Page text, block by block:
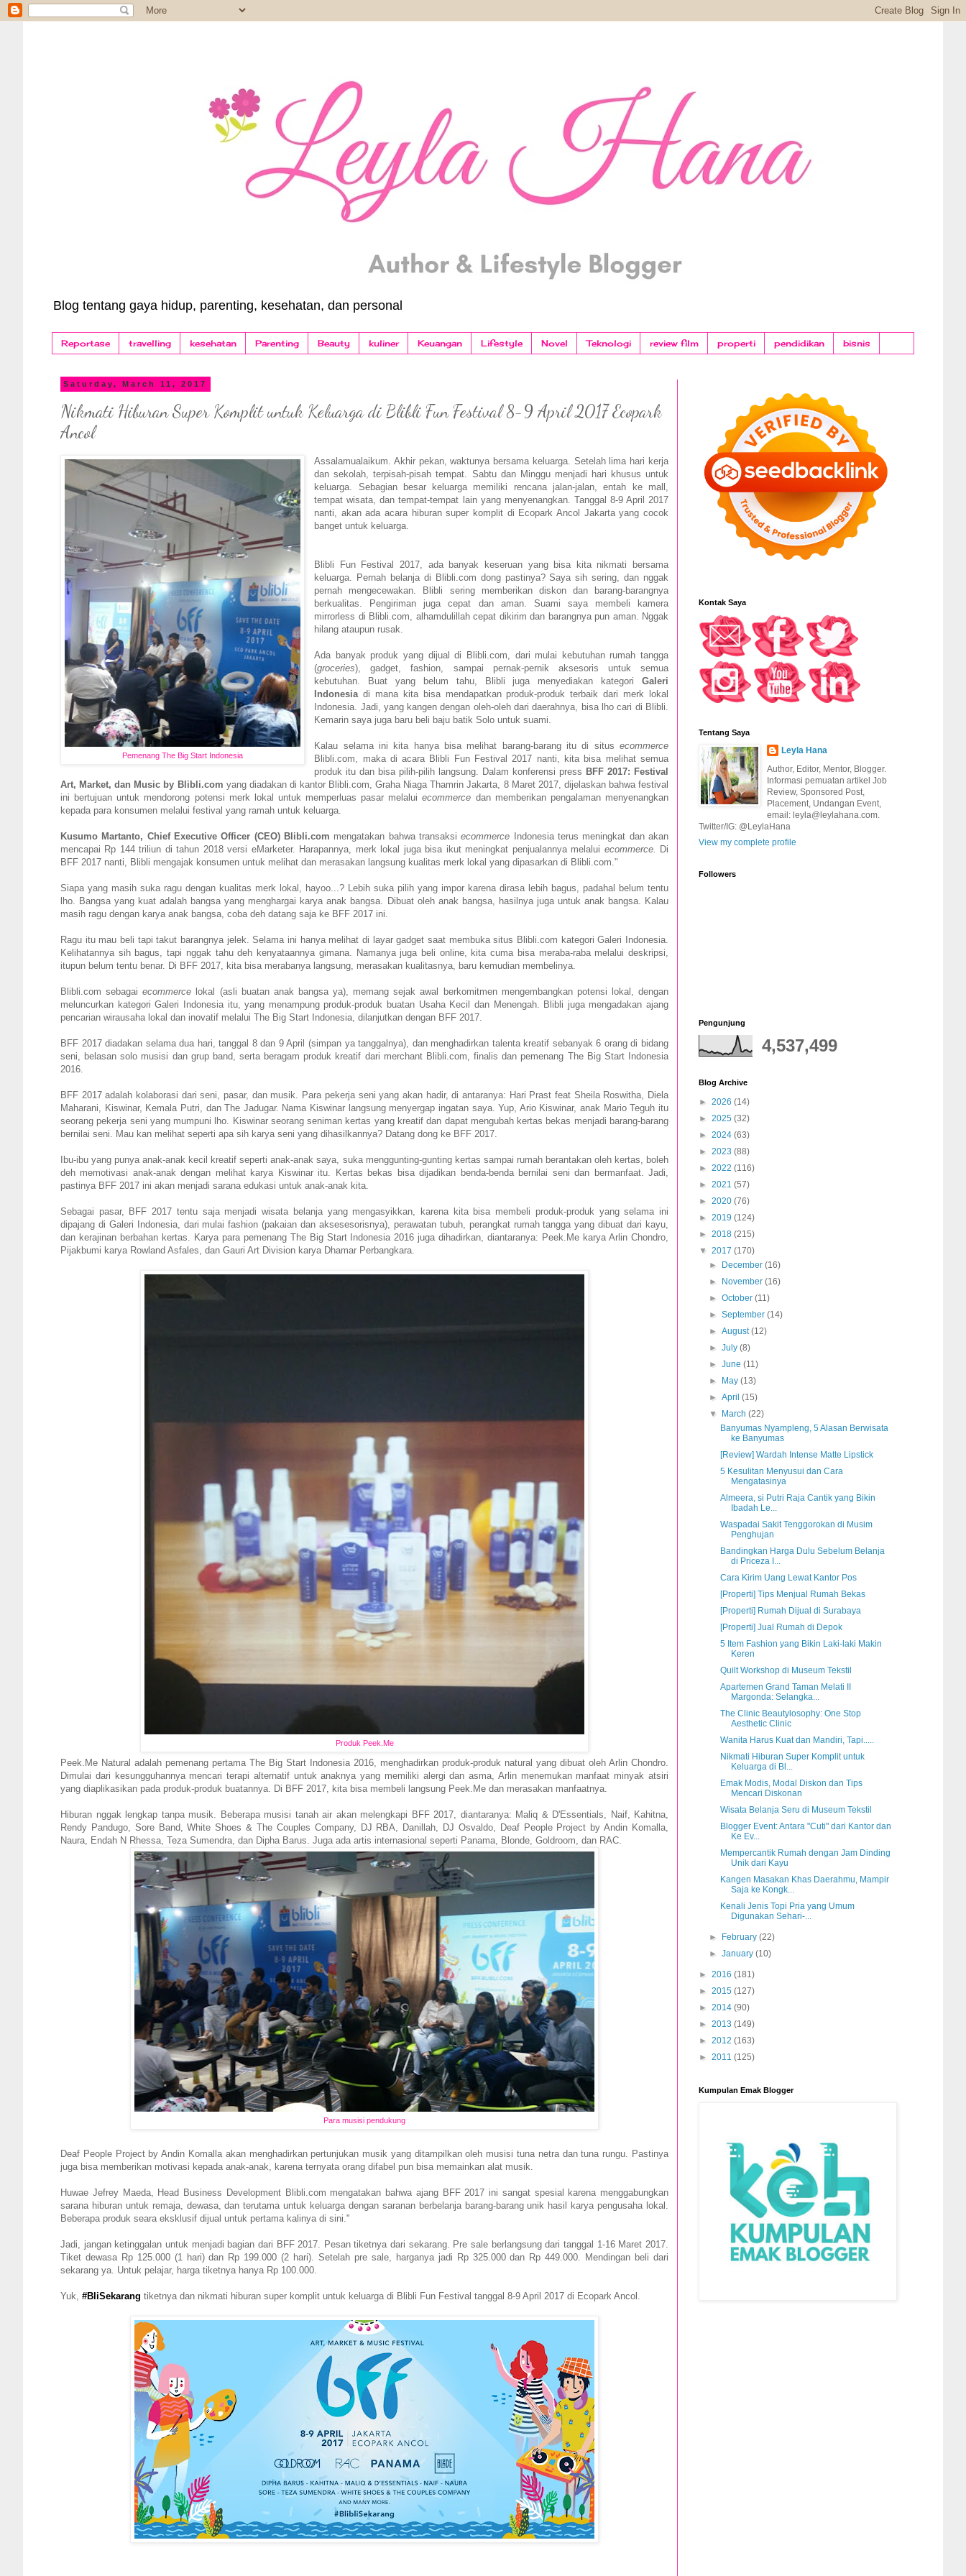
Blog tentang gaya hidup, parenting, kesehatan, dan personal
Reportase travelling kesehatan Parenting Beauty kuliner Keuangan Lifestyle Novel Teknologi review film properti pendidikan bisnis
Saturday, March 11, 2017
Nikmati Hiburan Super Komplit untuk Keluarga di Blibli Fun Festival 8-9 April 2017 Ecopark
Ancol
Pemenang The Big Start Indonesia
Assalamualaikum. Akhir pekan, waktunya bersama keluarga. Setelah lima hari kerja
dan sekolah, terpisah-pisah tempat. Sabtu dan Minggu menjadi hari khusus untuk
keluarga. Sebagian besar keluarga memiliki rencana jalan-jalan, entah ke mall,
tempat wisata, dan tempat-tempat lain yang menyenangkan. Tanggal 8-9 April 2017
nanti, akan ada acara hiburan super komplit di Ecopark Ancol Jakarta yang cocok
banget untuk keluarga.
Blibli Fun Festival 2017, ada banyak keseruan yang bisa kita nikmati bersama
keluarga. Pernah belanja di Blibli.com dong pastinya? Saya sih sering, dan nggak
pernah mengecewakan. Blibli sering memberikan diskon dan barang-barangnya
berkualitas. Pengiriman juga cepat dan aman. Suami saya membeli kamera
mirrorless di Blibli.com, alhamdulillah cepat dikirim dan barangnya pun aman. Nggak
hilang ataupun rusak.
Ada banyak produk yang dijual di Blibli.com, dari mulai kebutuhan rumah tangga
(groceries), gadget, fashion, sampai pernak-pernik aksesoris untuk semua
kebutuhan. Buat yang belum tahu, Blibli juga menyediakan kategori Galeri
Indonesiadi mana kita bisa mendapatkan produk-produk terbaik dari merk lokal
Indonesia. Jadi, yang kangen dengan oleh-oleh dari daerahnya, bisa lho cari di Blibli.
Kemarin saya juga baru beli baju batik Solo untuk suami.
Kalau selama ini kita hanya bisa melihat barang-barang itu di situs ecommerce
Blibli.com, maka di acara Blibli Fun Festival 2017 nanti, kita bisa melihat semua
produk itu dan bisa pilih-pilih langsung. Dalam konferensi press BFF 2017: Festival
Art, Market, dan Music by Blibli.com yang diadakan di kantor Blibli.com, Graha Niaga Thamrin Jakarta, 8 Maret 2017, dijelaskan bahwa festival
ini bertujuan untuk mendorong potensi merk lokal untuk memperluas pasar melaluiecommerce dan memberikan pengalaman menyenangkan
kepada para konsumen melalui festival yang ramah untuk keluarga.
Kusumo Martanto, Chief Executive Officer (CEO) Blibli.com mengatakan bahwa transaksiecommerce Indonesia terus meningkat dan akan
mencapai Rp 144 triliun di tahun 2018 versi eMarketer. Harapannya, merk lokal juga bisa ikut meningkat penjualannya melalui ecommerce. Di
BFF 2017 nanti, Blibli mengajak konsumen untuk melihat dan merasakan langsung kualitas merk lokal yang dipasarkan di Blibli.com."
Siapa yang masih suka ragu dengan kualitas merk lokal, hayoo...? Lebih suka pilih yang impor karena dirasa lebih bagus, padahal belum tentu
lho. Bangsa yang kuat adalah bangsa yang menghargai karya anak bangsa. Dibuat oleh anak bangsa, hasilnya juga untuk anak bangsa. Kalau
masih ragu dengan karya anak bangsa, coba deh datang saja ke BFF 2017 ini.
Ragu itu mau beli tapi takut barangnya jelek. Selama ini hanya melihat di layar gadget saat membuka situs Blibli.com kategori Galeri Indonesia.
Kelihatannya sih bagus, tapi nggak tahu deh kenyataannya gimana. Namanya juga beli online, kita cuma bisa meraba-raba melalui deskripsi,
itupun belum tentu benar. Di BFF 2017, kita bisa merabanya langsung, merasakan kualitasnya, baru kemudian membelinya.
Blibli.com sebagai ecommerce lokal (asli buatan anak bangsa ya), memang sejak awal berkomitmen mengembangkan potensi lokal, dengan
meluncurkan kategori Galeri Indonesia itu, yang menampung produk-produk buatan Usaha Kecil dan Menengah. Blibli juga mengadakan ajang
pencarian wirausaha lokal dan inovatif melalui The Big Start Indonesia, dilanjutkan dengan BFF 2017.
BFF 2017 diadakan selama dua hari, tanggal 8 dan 9 April (simpan ya tanggalnya), dan menghadirkan talenta kreatif sebanyak 6 orang di bidang
seni, belasan solo musisi dan grup band, serta beragam produk kreatif dari merchant Blibli.com, finalis dan pemenang The Big Start Indonesia
2016.
BFF 2017 adalah kolaborasi dari seni, pasar, dan musik. Para pekerja seni yang akan hadir, di antaranya: Hari Prast feat Sheila Roswitha, Diela
Maharani, Kiswinar, Kemala Putri, dan The Jadugar. Nama Kiswinar langsung menyergap ingatan saya. Yup, Ario Kiswinar, anak Mario Teguh itu
seorang pekerja seni yang mumpuni lho. Kiswinar seorang seniman kertas yang kreatif dan dapat mengubah kertas bekas menjadi barang-barang
bernilai seni. Mau kan melihat seperti apa sih karya seni yang dihasilkannya? Datang dong ke BFF 2017.
Ibu-ibu yang punya anak-anak kecil kreatif seperti anak-anak saya, suka menggunting-gunting kertas sampai rumah berantakan oleh kertas, boleh
deh memotivasi anak-anak dengan melihat karya Kiswinar itu. Kertas bekas bisa dijadikan benda-benda bernilai seni dan bermanfaat. Jadi,
pastinya BFF 2017 ini akan menjadi sarana edukasi untuk anak-anak kita.
Sebagai pasar, BFF 2017 tentu saja menjadi wisata belanja yang mengasyikkan, karena kita bisa membeli produk-produk yang selama ini
dipajang di Galeri Indonesia, dari mulai fashion (pakaian dan aksesesorisnya), perawatan tubuh, perangkat rumah tangga yang dibuat dari kayu,
dan kerajinan berbahan kertas. Karya para pemenang The Big Start Indonesia 2016 juga dihadirkan, diantaranya: Peek.Me karya Arlin Chondro,
Pijakbumi karya Rowland Asfales, dan Gauri Art Division karya Dhamar Perbangkara.
Produk Peek.Me
Peek.Me Natural adalah pemenang pertama The Big Start Indonesia 2016, menghadirkan produk-produk natural yang dibuat oleh Arlin Chondro.
Dimulai dari kesungguhannya mencari terapi alternatif untuk anaknya yang memiliki alergi dan asma, Arlin menemukan manfaat minyak atsiri
yang diaplikasikan pada produk-produk buatannya. Di BFF 2017, kita bisa membeli langsung Peek.Me dan merasakan manfaatnya.
Hiburan nggak lengkap tanpa musik. Beberapa musisi tanah air akan melengkapi BFF 2017, diantaranya: Maliq & D'Essentials, Naif, Kahitna,
Rendy Pandugo, Sore Band, White Shoes & The Couples Company, DJ RBA, Danillah, DJ Osvaldo, Deaf People Project by Andin Komalla,
Naura, Endah N Rhessa, Teza Sumendra, dan Dipha Barus. Juga ada artis internasional seperti Panama, Blonde, Goldroom, dan RAC.
Para musisi pendukung
Deaf People Project by Andin Komalla akan menghadirkan pertunjukan musik yang ditampilkan oleh musisi tuna netra dan tuna rungu. Pastinya
juga bisa memberikan motivasi kepada anak-anak, karena ternyata orang difabel pun bisa memainkan alat musik.
Huwae Jefrey Maeda, Head Business Development Blibli.com mengatakan bahwa ajang BFF 2017 ini sangat spesial karena menggabungkan
sarana hiburan untuk remaja, dewasa, dan terutama untuk keluarga dengan saranan berbelanja barang-barang unik hasil karya pengusaha lokal.
Beberapa produk seara eksklusif dijual untuk pertama kalinya di sini."
Jadi, jangan ketinggalan untuk menjadi bagian dari BFF 2017. Pesan tiketnya dari sekarang. Pre sale berlangsung dari tanggal 1-16 Maret 2017.
Tiket dewasa Rp 125.000 (1 hari) dan Rp 199.000 (2 hari). Setelah pre sale, harganya jadi Rp 325.000 dan Rp 449.000. Mendingan beli dari
sekarang ya. Untuk pelajar, harga tiketnya hanya Rp 100.000.
Yuk, #BliSekarang tiketnya dan nikmati hiburan super komplit untuk keluarga di Blibli Fun Festival tanggal 8-9 April 2017 di Ecopark Ancol.
Kontak Saya
Tentang Saya
Leyla Hana
Author, Editor, Mentor, Blogger.
Informasi pemuatan artikel Job
Review, Sponsored Post,
Placement, Undangan Event,
email: leyla@leylahana.com.
Twitter/IG: @LeylaHana
View my complete profile
Followers
Pengunjung
4,537,499
Blog Archive
► 2026 (14)
► 2025 (32)
► 2024 (63)
► 2023 (88)
► 2022 (116)
► 2021 (57)
► 2020 (76)
► 2019 (124)
► 2018 (215)
▼ 2017 (170)
►
December(16)
►
November(16)
►October(11)
►September(14)
►August(12)
►July(8)
►June(11)
►
May(13)
►April(15)
▼
March(22)
Banyumas Nyampleng, 5 Alasan Berwisata
ke Banyumas
[Review] Wardah Intense Matte Lipstick
5 Kesulitan Menyusui dan Cara
Mengatasinya
Almeera, si Putri Raja Cantik yang Bikin
Ibadah Le...
Waspadai Sakit Tenggorokan di Musim
Penghujan
Bandingkan Harga Dulu Sebelum Belanja
di Priceza I...
Cara Kirim Uang Lewat Kantor Pos
[Properti] Tips Menjual Rumah Bekas
[Properti] Rumah Dijual di Surabaya
[Properti] Jual Rumah di Depok
5 Item Fashion yang Bikin Laki-laki Makin
Keren
Quilt Workshop di Museum Tekstil
Apartemen Grand Taman Melati II
Margonda: Selangka...
The Clinic Beautylosophy: One Stop
Aesthetic Clinic
Wanita Harus Kuat dan Mandiri, Tapi.....
Nikmati Hiburan Super Komplit untuk
Keluarga di Bl...
Emak Modis, Modal Diskon dan Tips
Mencari Diskonan
Wisata Belanja Seru di Museum Tekstil
Blogger Event: Antara "Cuti" dari Kantor dan
Ke Ev...
Mempercantik Rumah dengan Jam Dinding
Unik dari Kayu
Kangen Masakan Khas Daerahmu, Mampir
Saja ke Kongk...
Kenali Jenis Topi Pria yang Umum
Digunakan Sehari-...
► February(22)
►January(10)
► 2016 (181)
► 2015 (127)
► 2014 (90)
► 2013 (149)
► 2012 (163)
► 2011 (125)
Kumpulan Emak Blogger